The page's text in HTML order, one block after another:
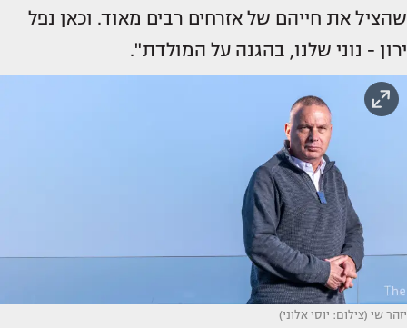
שהציל את חייהם של אזרחים רבים מאוד. וכאן נפל
ירון - נוני שלנו, בהגנה על המולדת".
יזהר שי (צילום: יוסי אלוני)